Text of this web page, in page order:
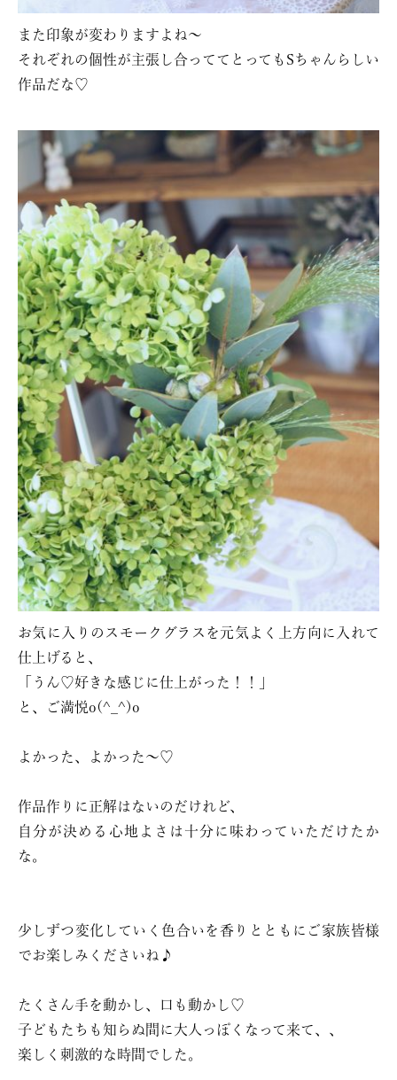
また印象が変わりますよね〜
それぞれの個性が主張し合っててとってもSちゃんらしい
作品だな♡
お気に入りのスモークグラスを元気よく上方向に入れて
仕上げると、
「うん♡好きな感じに仕上がった！！」
と、ご満悦o(^_^)o
よかった、よかった〜♡
作品作りに正解はないのだけれど、
自分が決める心地よさは十分に味わっていただけたか
な。
少しずつ変化していく色合いを香りとともにご家族皆様
でお楽しみくださいね♪
たくさん手を動かし、口も動かし♡
子どもたちも知らぬ間に大人っぽくなって来て、、
楽しく刺激的な時間でした。